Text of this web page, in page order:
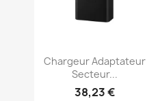
Aperçu rapide
Chargeur Adaptateur
Secteur...
38,23 €